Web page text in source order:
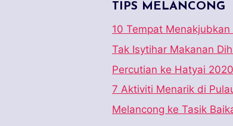
TIPS MELANCONG
10 Tempat
Tak Isytihar Makanan
Percutian ke Hatyai
7 Aktiviti Menarik di
Melancong ke Tasik